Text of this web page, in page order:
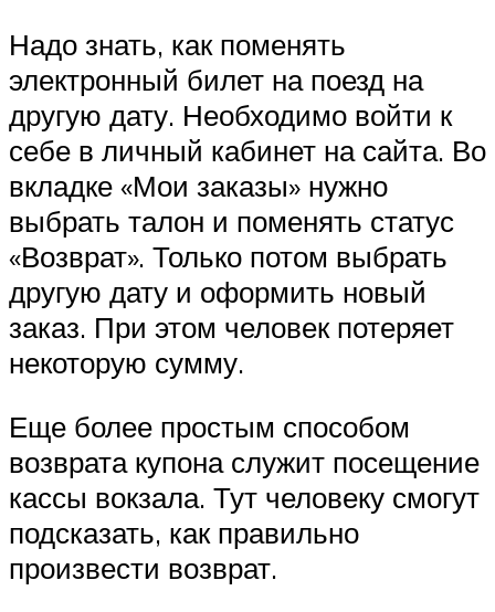
Надо знать, как поменять
электронный билет на поезд на
другую дату. Необходимо войти к
себе в личный кабинет на сайта. Во
вкладке «Мои заказы» нужно
выбрать талон и поменять статус
«Возврат». Только потом выбрать
другую дату и оформить новый
заказ. При этом человек потеряет
некоторую сумму.
Еще более простым способом
возврата купона служит посещение
кассы вокзала. Тут человеку смогут
подсказать, как правильно
произвести возврат.